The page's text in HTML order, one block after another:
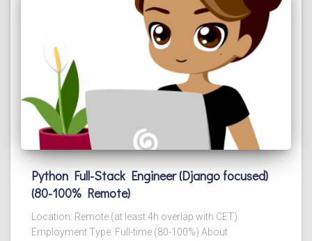
Python Full-Stack Engineer (Django focused)
(80-100% Remote)
Location: Remote (at least 4h overlap with CET)
Employment Type: Full-time (80-100%) About